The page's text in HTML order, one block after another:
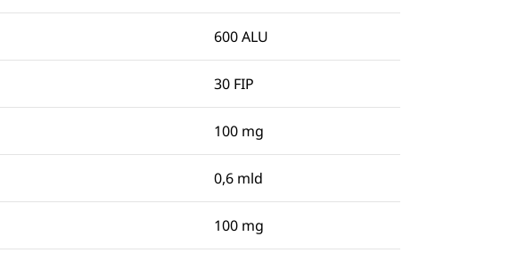
600 ALU
30 FIP
100 mg
0,6 mld
100 mg